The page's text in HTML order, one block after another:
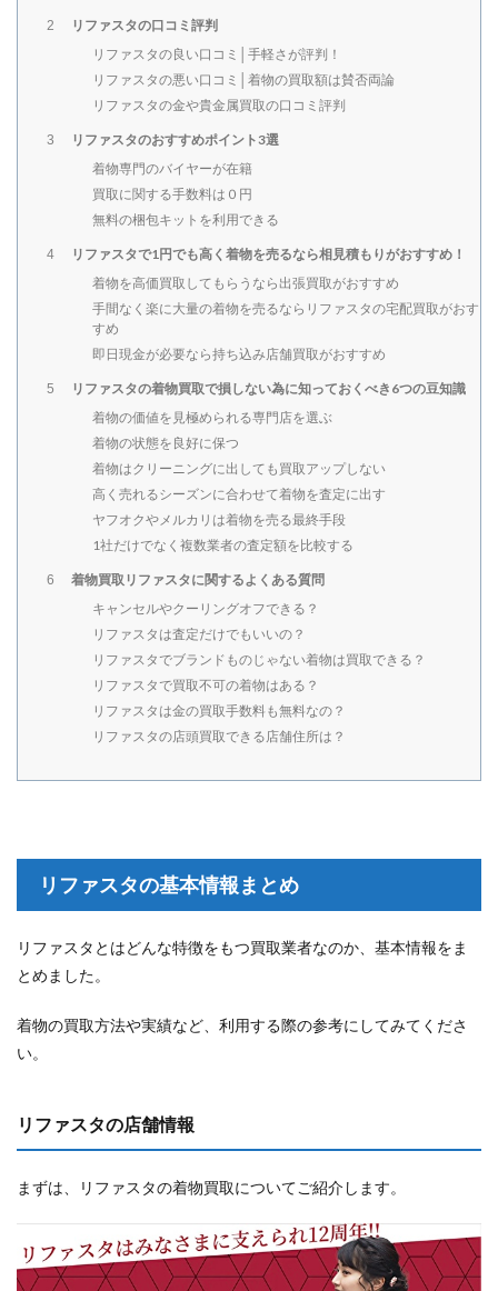
2
リファスタの口コミ評判
リファスタの良い口コミ│手軽さが評判！
リファスタの悪い口コミ│着物の買取額は賛否両論
リファスタの金や貴金属買取の口コミ評判
3
リファスタのおすすめポイント3選
着物専門のバイヤーが在籍
買取に関する手数料は０円
無料の梱包キットを利用できる
4
リファスタで1円でも高く着物を売るなら相見積もりがおすすめ！
着物を高価買取してもらうなら出張買取がおすすめ
手間なく楽に大量の着物を売るならリファスタの宅配買取がおす
すめ
即日現金が必要なら持ち込み店舗買取がおすすめ
5
リファスタの着物買取で損しない為に知っておくべき6つの豆知識
着物の価値を見極められる専門店を選ぶ
着物の状態を良好に保つ
着物はクリーニングに出しても買取アップしない
高く売れるシーズンに合わせて着物を査定に出す
ヤフオクやメルカリは着物を売る最終手段
1社だけでなく複数業者の査定額を比較する
6
着物買取リファスタに関するよくある質問
キャンセルやクーリングオフできる？
リファスタは査定だけでもいいの？
リファスタでブランドものじゃない着物は買取できる？
リファスタで買取不可の着物はある？
リファスタは金の買取手数料も無料なの？
リファスタの店頭買取できる店舗住所は？
リファスタの基本情報まとめ
リファスタとはどんな特徴をもつ買取業者なのか、基本情報をま
とめました。
着物の買取方法や実績など、利用する際の参考にしてみてくださ
い。
リファスタの店舗情報
まずは、リファスタの着物買取についてご紹介します。